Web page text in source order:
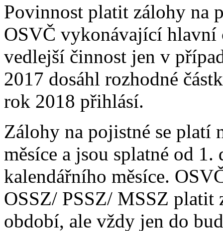
Povinnost platit zálohy na
OSVČ vykonávající
vedlejší činnost jen v
2017 dosáhl rozhodné
rok 2018 přihlásí.
Zálohy na pojistné se platí
měsíce a jsou splatné od
kalendářního měsíce.
OSSZ/ PSSZ/ MSSZ platit
období, ale vždy jen do